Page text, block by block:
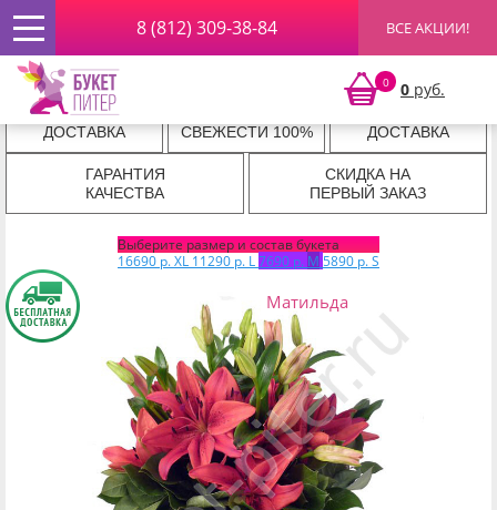
ВСЕ АКЦИИ!
8 (812) 309-38-84
0 0 руб.
Главная По цвету Красные » Букет из 5 красных лилий
Букет из 5 красных лилий
ЭКСПРЕСС
ДОСТАВКА
СВЕЖЕСТИ 100%
ДОСТАВКА
ГАРАНТИЯ
КАЧЕСТВА
СКИДКА НА
ПЕРВЫЙ ЗАКАЗ
Выберите размер и состав букета
16690 р.XL 11290 р. L7690 р. M 5890 р.S
Матильда